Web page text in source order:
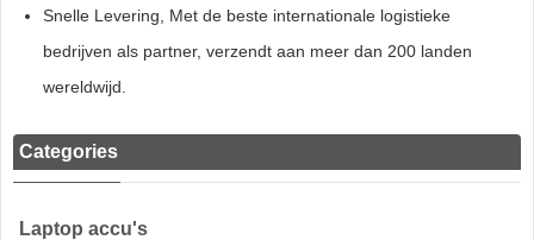
Snelle Levering, Met de beste internationale logistieke
bedrijven als partner, verzendt aan meer dan 200 landen
wereldwijd.
Categories
Laptop accu's